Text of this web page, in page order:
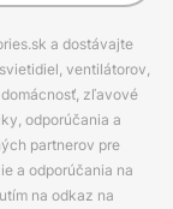
a dostávajte
ventilátorov,
zľavové
odporúčania a
partnerov pre
a odporúčania na
na odkaz na